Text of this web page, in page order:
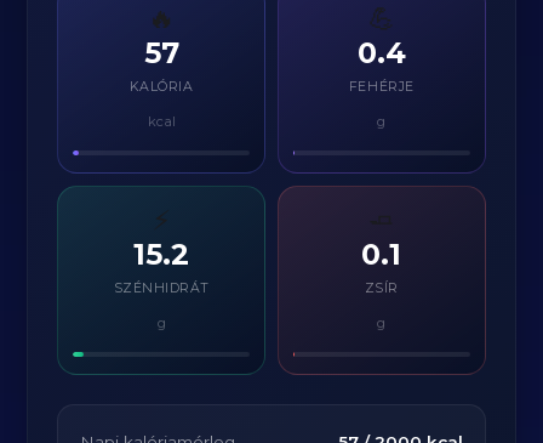
🔥
57
KALÓRIA
kcal
💪
0.4
FEHÉRJE
g
⚡
15.2
SZÉNHIDRÁT
g
0.1
ZSÍR
g